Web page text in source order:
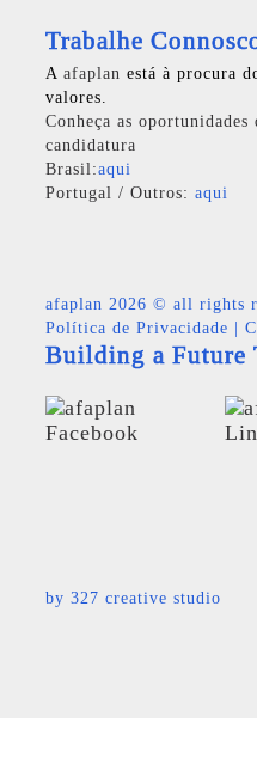
Trabalhe
A afaplan está à procura
valores.
Conheça as
candidatura
Brasil:aqui
Portugal / Outros: aqui
afaplan 2026 © all rights
Política de Privacidade |
Building a Future
by 327 creative studio